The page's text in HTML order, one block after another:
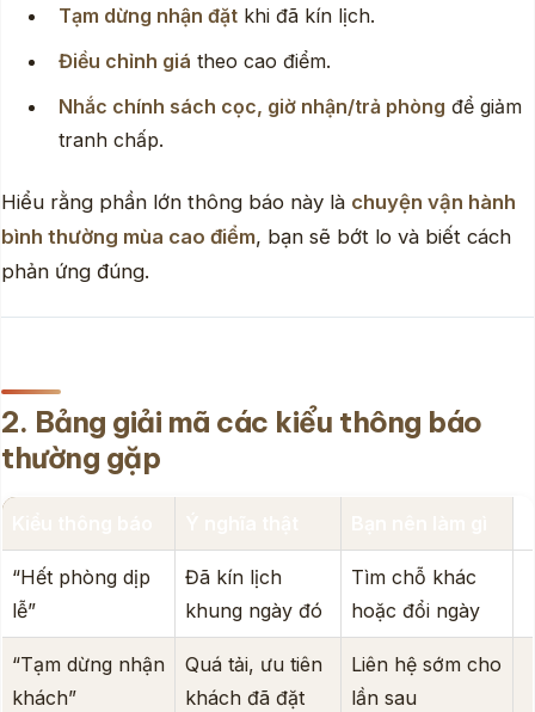
Tạm dừng nhận đặt khi đã kín lịch.
Điều chỉnh giá theo cao điểm.
Nhắc chính sách cọc, giờ nhận/trả phòng để giảm
tranh chấp.
Hiểu rằng phần lớn thông báo này là chuyện vận hành
bình thường mùa cao điểm, bạn sẽ bớt lo và biết cách
phản ứng đúng.
2. Bảng giải mã các kiểu thông báo
thường gặp
“Hết phòng dịp
lễ”
Đã kín lịch
khung ngày đó
Tìm chỗ khác
hoặc đổi ngày
“Tạm dừng nhận
khách”
Quá tải, ưu tiên
khách đã đặt
Liên hệ sớm cho
lần sau